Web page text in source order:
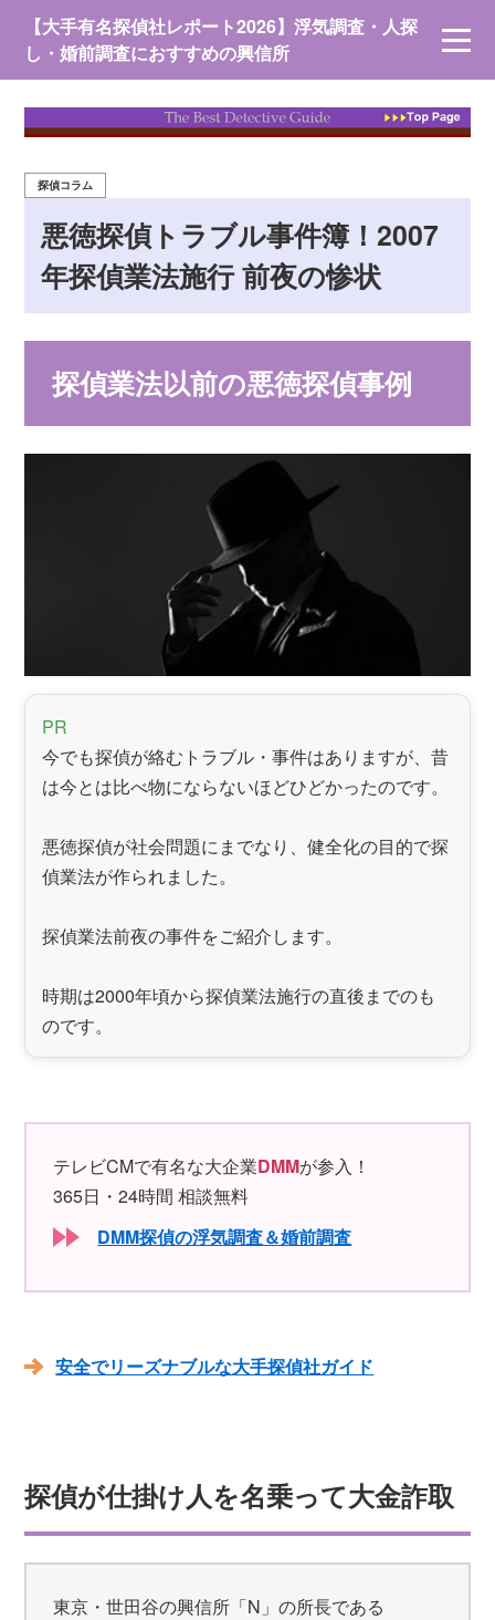
【大手有名探偵社レポート2026】浮気調査・人探
し・婚前調査におすすめの興信所
悪徳探偵トラブル事件簿！2007
年探偵業法施行 前夜の惨状
探偵コラム
探偵業法以前の悪徳探偵事例
PR
今でも探偵が絡むトラブル・事件はありますが、昔
は今とは比べ物にならないほどひどかったのです。
悪徳探偵が社会問題にまでなり、健全化の目的で探
偵業法が作られました。
探偵業法前夜の事件をご紹介します。
時期は2000年頃から探偵業法施行の直後までのも
のです。
テレビCMで有名な大企業DMMが参入！
365日・24時間 相談無料
DMM探偵の浮気調査＆婚前調査
安全でリーズナブルな大手探偵社ガイド
探偵が仕掛け人を名乗って大金詐取
東京・世田谷の興信所「N」の所長である